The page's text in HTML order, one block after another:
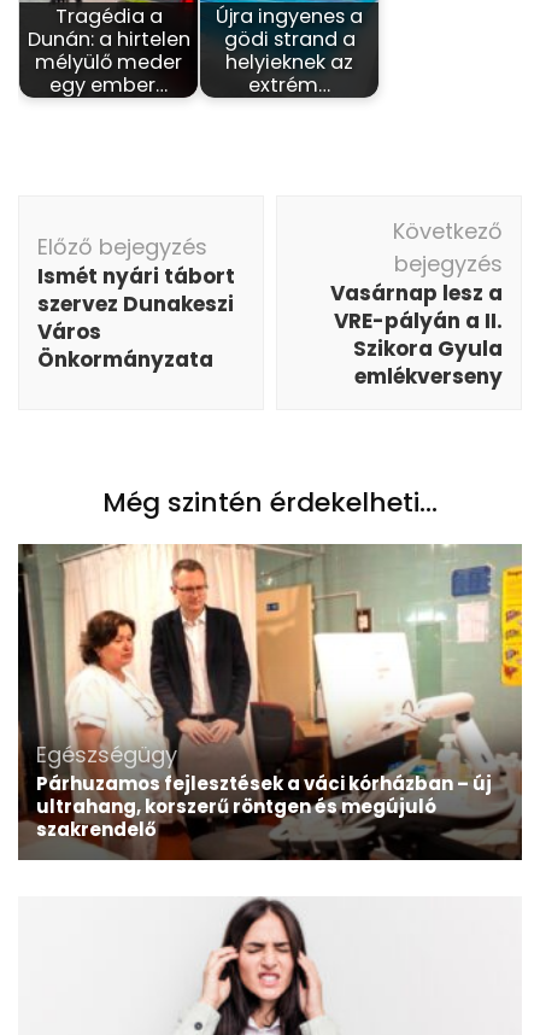
Tragédia a
Dunán: a hirtelen
mélyülő meder
egy ember…
Újra ingyenes a
gödi strand a
helyieknek az
extrém…
navigáció
Előző bejegyzés
Ismét nyári tábort
szervez Dunakeszi
Város
Önkormányzata
Következő
bejegyzés
Vasárnap lesz a
VRE-pályán a II.
Szikora Gyula
emlékverseny
Még szintén érdekelheti...
Egészségügy
Párhuzamos fejlesztések a váci kórházban – új
ultrahang, korszerű röntgen és megújuló
szakrendelő